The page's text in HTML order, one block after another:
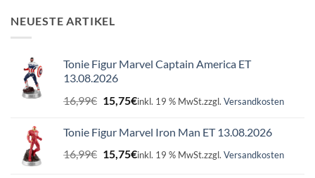
NEUESTE ARTIKEL
Tonie Figur Marvel Captain America ET
13.08.2026
16,99€ Ursprünglicher
Preis
16,99€
15,75€Aktueller
15,75€.
inkl. 19 % MwSt.zzgl. Versandkosten
Tonie Figur Marvel Iron Man ET 13.08.2026
16,99€ Ursprünglicher
Preis
15,75€Aktueller
inkl. 19 % MwSt.zzgl. Versandkosten